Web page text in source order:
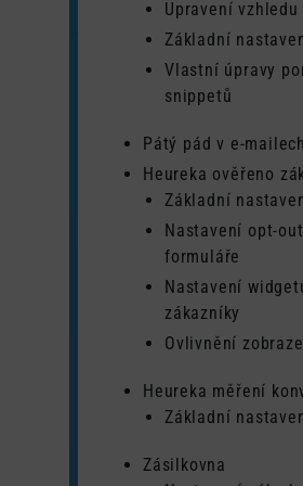
Upravení vzhledu
Základní
Vlastní úpravy
snippetů
Pátý pád v e-mailech
Heureka ověřeno
Základní
Nastavení opt-
formuláře
Nastavení
zákazníky
Ovlivnění
Heureka měření
Základní
Zásilkovna